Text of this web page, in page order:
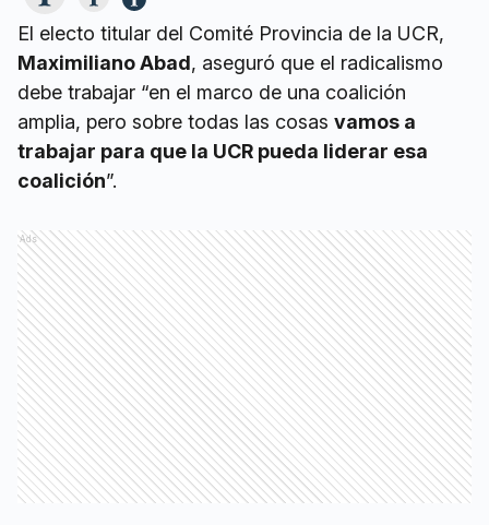
El electo titular del Comité Provincia de la UCR,
Maximiliano Abad, aseguró que el radicalismo
debe trabajar “en el marco de una coalición
amplia, pero sobre todas las cosas vamos a
trabajar para que la UCR pueda liderar esa
coalición”.
Ads